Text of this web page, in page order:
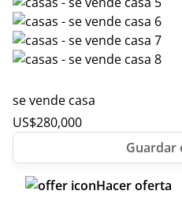
se vende casa
US$280,000
Hacer oferta